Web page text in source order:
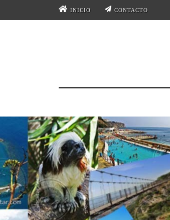
INICIO CONTACTO